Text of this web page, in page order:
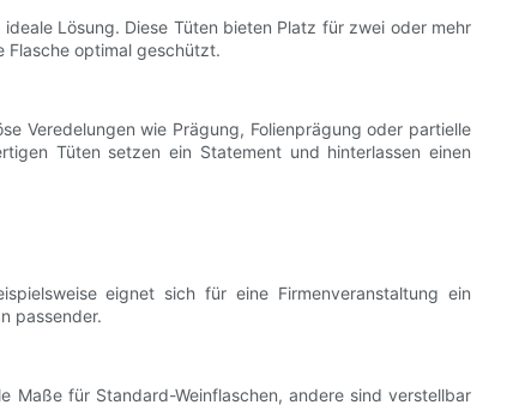
Lösung. Diese Tüten bieten Platz für zwei oder mehr
Flasche optimal geschützt.
Veredelungen wie Prägung, Folienprägung oder partielle
Tüten setzen ein Statement und hinterlassen einen
eignet sich für eine Firmenveranstaltung ein
passender.
Maße für Standard-Weinflaschen, andere sind verstellbar